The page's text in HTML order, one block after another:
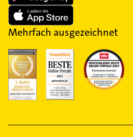
Mehrfach ausgezeichnet